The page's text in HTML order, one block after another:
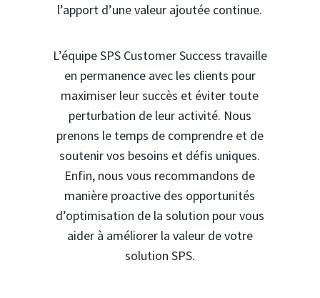
l’apport d’une valeur ajoutée continue.
L’équipe SPS Customer Success travaille
en permanence avec les clients pour
maximiser leur succès et éviter toute
perturbation de leur activité. Nous
prenons le temps de comprendre et de
soutenir vos besoins et défis uniques.
Enfin, nous vous recommandons de
manière proactive des opportunités
d’optimisation de la solution pour vous
aider à améliorer la valeur de votre
solution SPS.